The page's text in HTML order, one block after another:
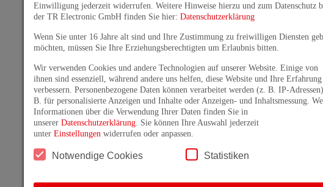
encoTRive mit EtherCAT NC.
Die Produktfamilie encoTRive von TR Electronic steht für intelligente, dezentrale
Leistungselektronik, Regelung und Positionserfassung in einem kompakten
von 24 bis 48 V und der Unterstützung moderner Feldbus-Systeme wie EtherCAT,
Stell- und Positionieraufgaben effizient und platzsparend realisieren – ganz ohne
Kompakt, leistungsstark und vielseitig
Einwilligung jederzeit widerrufen. Weitere Hinweise hierzu und zum Datenschutz
der TR Electronic GmbH finden Sie hier: Datenschutzerklärung
Wenn Sie unter 16 Jahre alt sind und Ihre Zustimmung zu freiwilligen Diensten
möchten, müssen Sie Ihre Erziehungsberechtigten um Erlaubnis bitten.
Wir verwenden Cookies und andere Technologien auf unserer Website. Einige von
ihnen sind essenziell, während andere uns helfen, diese Website und Ihre Erfahrung
verbessern. Personenbezogene Daten können verarbeitet werden (z. B. IP-
B. für personalisierte Anzeigen und Inhalte oder Anzeigen- und Inhaltsmessung.
Informationen über die Verwendung Ihrer Daten finden Sie in
unserer Datenschutzerklärung . Sie können Ihre Auswahl jederzeit
unter Einstellungen widerrufen oder anpassen.
Notwendige Cookies Statistiken